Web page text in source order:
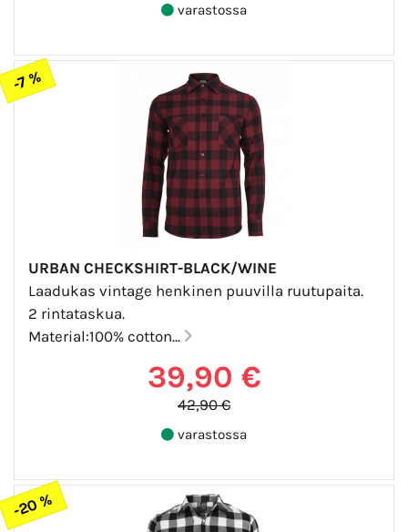
varastossa
-7 %
URBAN CHECKSHIRT-BLACK/WINE
Laadukas vintage henkinen puuvilla ruutupaita.
2 rintataskua.
Material:100% cotton...
39,90 €
42,90 €
varastossa
-20 %